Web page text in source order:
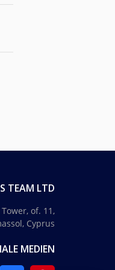
TEAM LTD
of. 11,
Cyprus
MEDIEN